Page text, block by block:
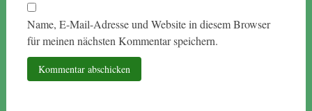
Name, E-Mail-Adresse und Website in diesem Browser
für meinen nächsten Kommentar speichern.